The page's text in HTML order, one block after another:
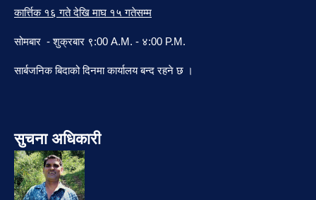
कार्त्तिक १६ गते देखि माघ १५ गतेसम्म
सोमबार - शुक्रबार ९:00 A.M. - ४:00 P.M.
सार्बजनिक बिदाको दिनमा कार्यालय बन्द रहने छ ।
सुचना अधिकारी